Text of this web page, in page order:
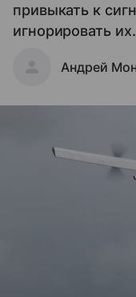
привыкать к
игнорировать их.
Андрей